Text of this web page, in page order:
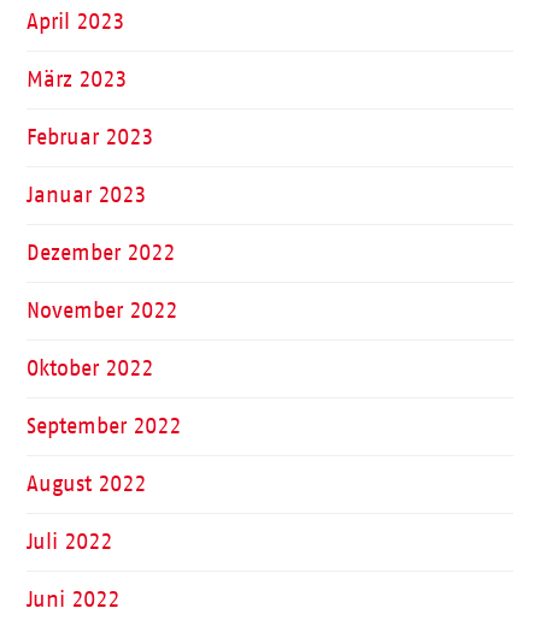
April 2023
März 2023
Februar 2023
Januar 2023
Dezember 2022
November 2022
Oktober 2022
September 2022
August 2022
Juli 2022
Juni 2022